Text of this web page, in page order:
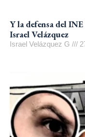
Y la defensa del
Israel Velázquez
Israel Velázquez G